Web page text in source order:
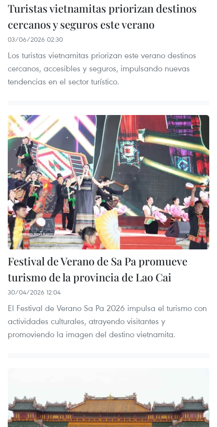
Turistas vietnamitas priorizan destinos
cercanos y seguros este verano
03/06/2026 02:30
Los turistas vietnamitas priorizan este verano destinos
cercanos, accesibles y seguros, impulsando nuevas
tendencias en el sector turístico.
Festival de Verano de Sa Pa promueve
turismo de la provincia de Lao Cai
30/04/2026 12:04
El Festival de Verano Sa Pa 2026 impulsa el turismo con
actividades culturales, atrayendo visitantes y
promoviendo la imagen del destino vietnamita.